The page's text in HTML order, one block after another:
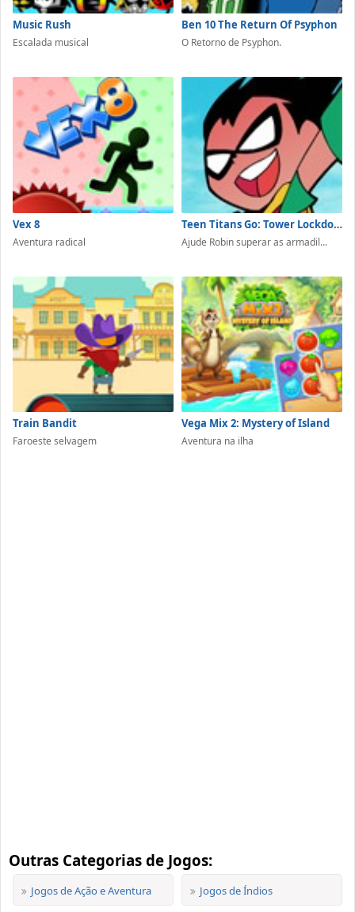
Music Rush
Escalada musical
Ben 10 The Return Of Psyphon
O Retorno de Psyphon.
Vex 8
Aventura radical
Teen Titans Go: Tower Lockdown
Ajude Robin superar as armadil...
Train Bandit
Faroeste selvagem
Vega Mix 2: Mystery of Island
Aventura na ilha
Outras Categorias de Jogos:
Jogos de Ação e Aventura Jogos de Índios